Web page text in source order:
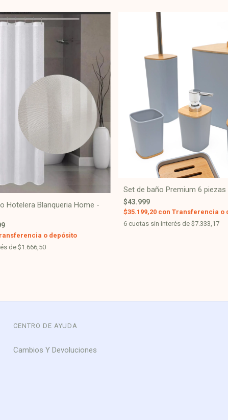
Hotelera Blanqueria Home -
o depósito
de $1.666,50
Set de baño Premium 6 piezas
$43.999
$35.199,20 con Transferencia o
6 cuotas sin interés de $7.333,17
CENTRO DE AYUDA
Cambios Y Devoluciones